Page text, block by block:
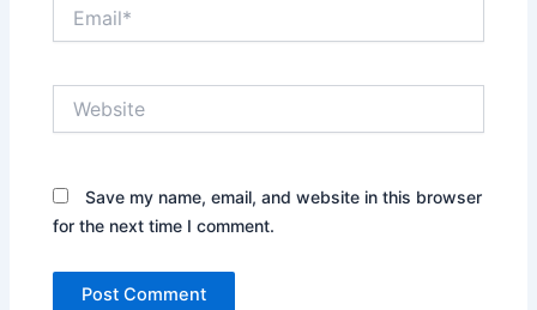
Save my name, email, and website in this browser
for the next time I comment.